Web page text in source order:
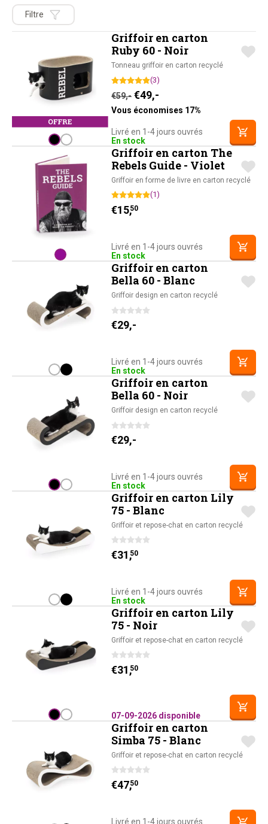
Filtre
Griffoir en carton
Ruby 60 - Noir
Tonneau griffoir en carton recyclé
(3)
€59,- Le prix initial était : €59,-.
€49,-
Vous économises 17%
Livré en 1-4 jours ouvrés
En stock
Griffoir en carton The
Rebels Guide - Violet
Griffoir en forme de livre en carton recyclé
(1)
€15,50
Livré en 1-4 jours ouvrés
En stock
Griffoir en carton
Bella 60 - Blanc
Griffoir design en carton recyclé
€29,-
Livré en 1-4 jours ouvrés
En stock
Griffoir en carton
Bella 60 - Noir
Griffoir design en carton recyclé
€29,-
Livré en 1-4 jours ouvrés
En stock
Griffoir en carton Lily
75 - Blanc
Griffoir et repose-chat en carton recyclé
€31,50
Livré en 1-4 jours ouvrés
En stock
Griffoir en carton Lily
75 - Noir
Griffoir et repose-chat en carton recyclé
€31,50
07-09-2026 disponible
Griffoir en carton
Simba 75 - Blanc
Griffoir et repose-chat en carton recyclé
€47,50
Livré en 1-4 jours ouvrés